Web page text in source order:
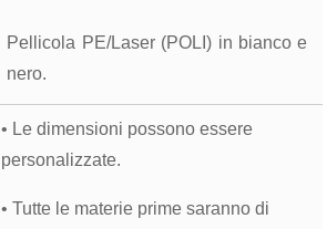
Pellicola PE/Laser (POLI) in bianco e
nero.
• Le dimensioni possono essere
personalizzate.
• Tutte le materie prime saranno di